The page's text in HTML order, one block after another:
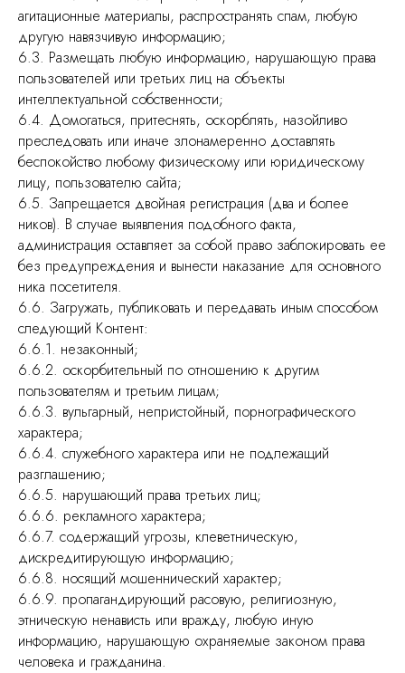
агитационные материалы, распространять спам, любую
другую навязчивую информацию;
6.3. Размещать любую информацию, нарушающую права
пользователей или третьих лиц на объекты
интеллектуальной собственности;
6.4. Домогаться, притеснять, оскорблять, назойливо
преследовать или иначе злонамеренно доставлять
беспокойство любому физическому или юридическому
лицу, пользователю сайта;
6.5. Запрещается двойная регистрация (два и более
ников). В случае выявления подобного факта,
администрация оставляет за собой право заблокировать ее
без предупреждения и вынести наказание для основного
ника посетителя.
6.6. Загружать, публиковать и передавать иным способом
следующий Контент:
6.6.1. незаконный;
6.6.2. оскорбительный по отношению к другим
пользователям и третьим лицам;
6.6.3. вульгарный, непристойный, порнографического
характера;
6.6.4. служебного характера или не подлежащий
разглашению;
6.6.5. нарушающий права третьих лиц;
6.6.6. рекламного характера;
6.6.7. содержащий угрозы, клеветническую,
дискредитирующую информацию;
6.6.8. носящий мошеннический характер;
6.6.9. пропагандирующий расовую, религиозную,
этническую ненависть или вражду, любую иную
информацию, нарушающую охраняемые законом права
человека и гражданина.